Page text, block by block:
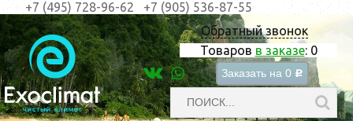
Обратный звонок
Товаров в заказе: 0
Заказать на 0 c
+7 (495) 728-96-62 +7 (905) 536-87-55